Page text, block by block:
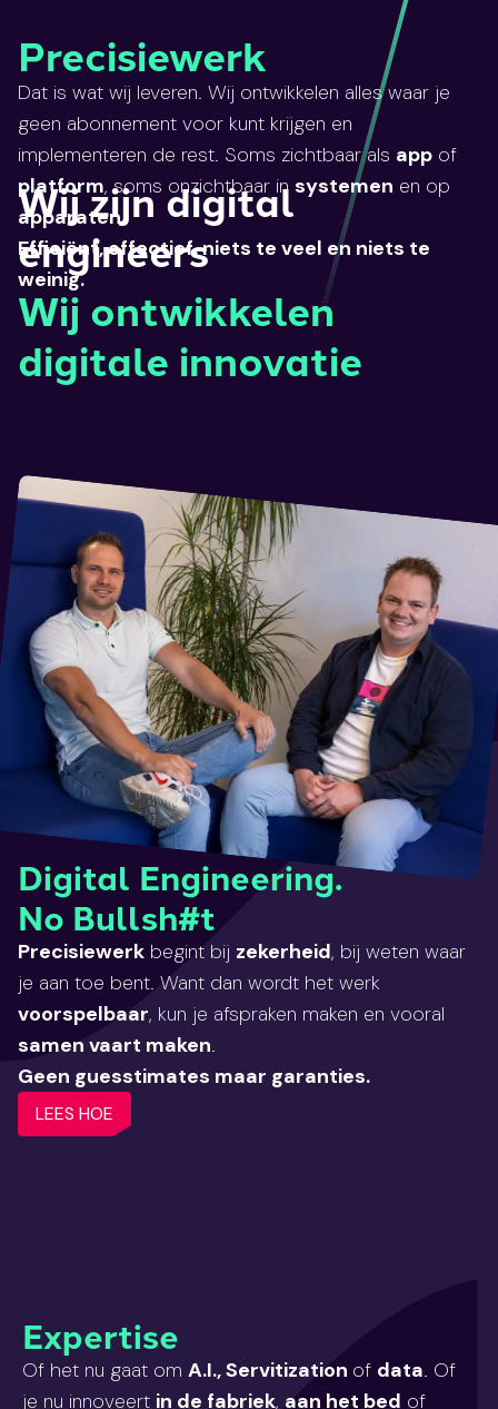
Wij zijn digital
engineers
Wij ontwikkelen
digitale innovatie
Precisiewerk
Dat is wat wij leveren. Wij ontwikkelen alles waar je
geen abonnement voor kunt krijgen en
implementeren de rest. Soms zichtbaar als app of
platform, soms onzichtbaar in systemen en op
apparaten.
Efficiënt, effectief, niets te veel en niets te
weinig.
Digital Engineering.
No Bullsh#t
Precisiewerk begint bij zekerheid, bij weten waar
je aan toe bent. Want dan wordt het werk
voorspelbaar, kun je afspraken maken en vooral
samen vaart maken.
Geen guesstimates maar garanties.
LEES HOE
Expertise
Of het nu gaat om A.I., Servitization of data. Of
je nu innoveert in de fabriek, aan het bed of